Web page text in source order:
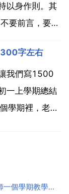
以身作則。其
要前言，要條
了放在我們
的大學學習，
300字左右
我們寫1500
一上學期總結
學期裡，老師
的每門功課，
幼兒園老師學期教學總結怎麼寫，幼兒園老師一個學期教學總結怎麼寫